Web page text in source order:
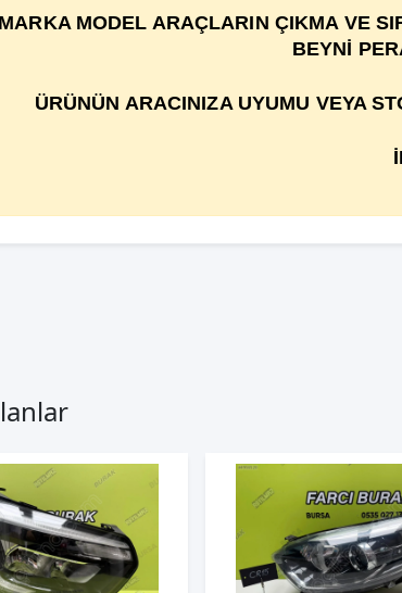
MODEL ARAÇLARIN ÇIKMA VE
BEYNİ
ÜRÜNÜN ARACINIZA UYUMU VEYA